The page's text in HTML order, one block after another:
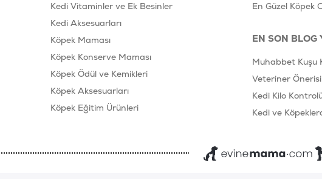
Kedi Vitaminler ve Ek Besinler
Kedi Aksesuarları
Köpek Maması
Köpek Konserve Maması
Köpek Ödül ve Kemikleri
Köpek Aksesuarları
Köpek Eğitim Ürünleri
En Güzel Köpek
EN SON
Muhabbet Kuşu
Veteriner
Kedi Kilo
Kedi ve